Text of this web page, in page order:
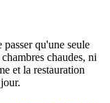
qu'une seule
chaudes, ni
et la restauration